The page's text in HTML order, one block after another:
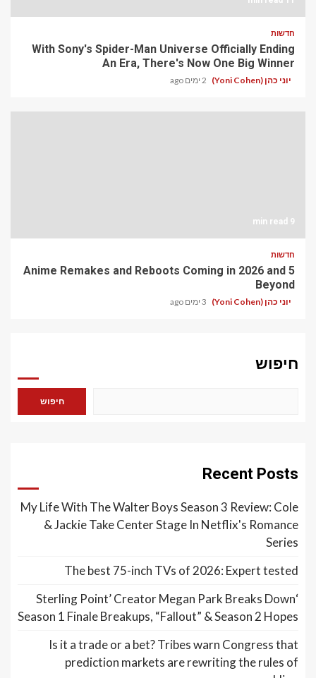
חדשות
With Sony's Spider-Man Universe Officially Ending
An Era, There's Now One Big Winner
יוני כהן (Yoni Cohen) 2 ימים ago
9 min read
חדשות
5 Anime Remakes and Reboots Coming in 2026 and
Beyond
יוני כהן (Yoni Cohen) 3 ימים ago
חיפוש
חיפוש
Recent Posts
My Life With The Walter Boys Season 3 Review: Cole
& Jackie Take Center Stage In Netflix's Romance
Series
The best 75-inch TVs of 2026: Expert tested
‘Sterling Point’ Creator Megan Park Breaks Down
Season 1 Finale Breakups, “Fallout” & Season 2 Hopes
Is it a trade or a bet? Tribes warn Congress that
prediction markets are rewriting the rules of